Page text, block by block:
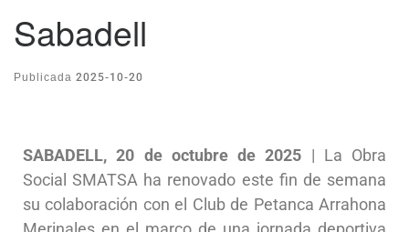
Sabadell
Publicada 2025-10-20
SABADELL, 20 de octubre de 2025 | La Obra
Social SMATSA ha renovado este fin de semana
su colaboración con el Club de Petanca Arrahona